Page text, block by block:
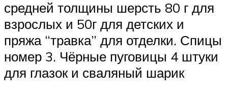
средней толщины шерсть 80 г для
взрослых и 50г для детских и
пряжа “травка” для отделки. Спицы
номер 3. Чёрные пуговицы 4 штуки
для глазок и сваляный шарик